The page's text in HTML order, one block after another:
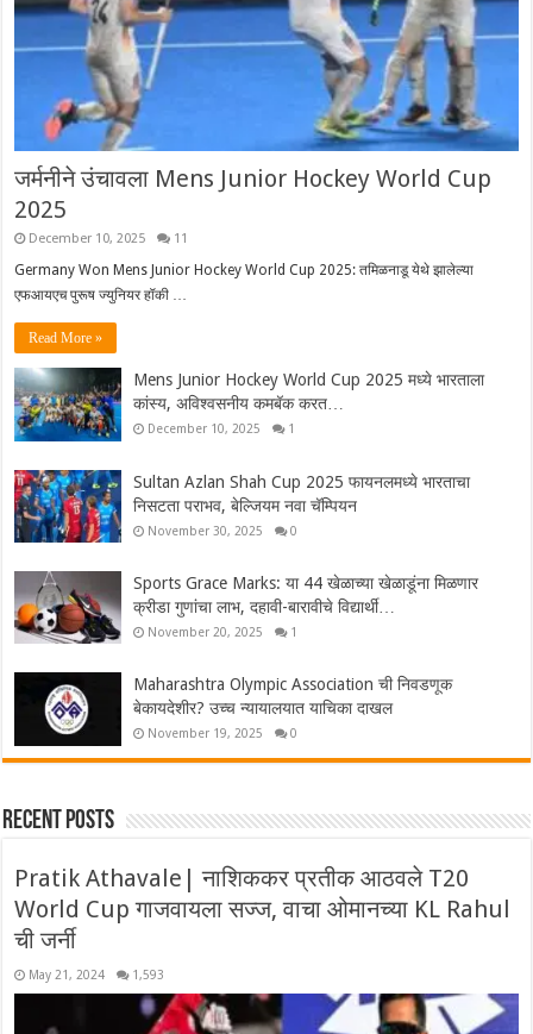
जर्मनीने उंचावला Mens Junior Hockey World Cup
2025
December 10, 2025 11
Germany Won Mens Junior Hockey World Cup 2025: तमिळनाडू येथे झालेल्या
एफआयएच पुरूष ज्युनियर हॉकी …
Read More »
Mens Junior Hockey World Cup 2025 मध्ये भारताला
कांस्य, अविश्वसनीय कमबॅक करत…
December 10, 2025 1
Sultan Azlan Shah Cup 2025 फायनलमध्ये भारताचा
निसटता पराभव, बेल्जियम नवा चॅम्पियन
November 30, 2025 0
Sports Grace Marks: या 44 खेळाच्या खेळाडूंना मिळणार
क्रीडा गुणांचा लाभ, दहावी-बारावीचे विद्यार्थी…
November 20, 2025 1
Maharashtra Olympic Association ची निवडणूक
बेकायदेशीर? उच्च न्यायालयात याचिका दाखल
November 19, 2025 0
Recent Posts
Pratik Athavale| नाशिककर प्रतीक आठवले T20
World Cup गाजवायला सज्ज, वाचा ओमानच्या KL Rahul
ची जर्नी
May 21, 2024 1,593